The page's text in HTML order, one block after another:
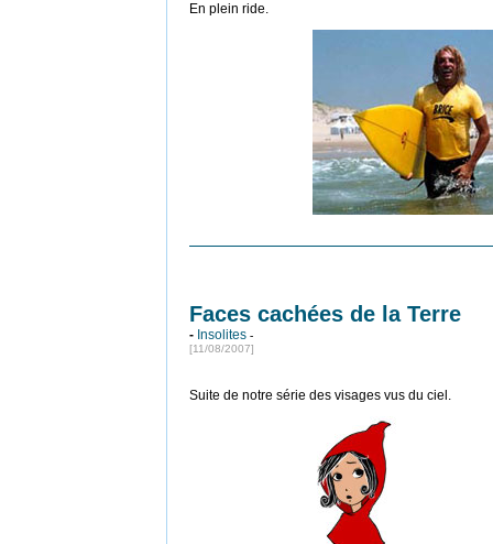
En plein ride.
Faces cachées de la Terre
- Insolites -
[11/08/2007]
Suite de notre série des visages vus du ciel.